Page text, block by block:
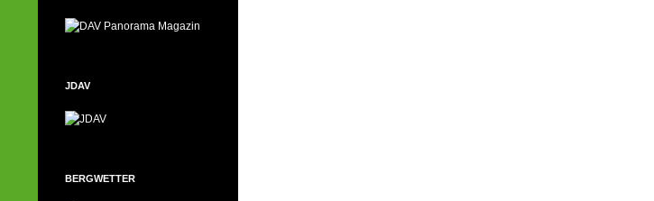
JDAV
BERGWETTER